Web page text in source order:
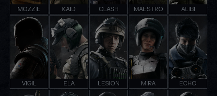
MOZZIE KAID CLASH MAESTRO ALIBI
VIGIL ELA LESION MIRA ECHO